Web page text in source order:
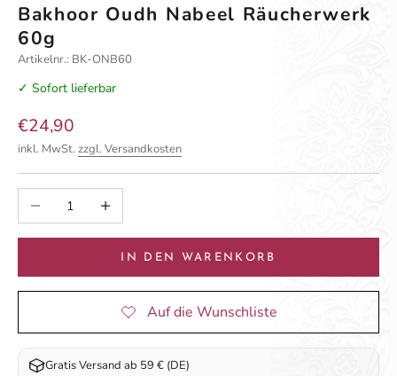
Bakhoor Oudh Nabeel Räucherwerk
60g
Artikelnr.: BK-ONB60
✓ Sofort lieferbar
Angebot
€24,90
inkl. MwSt. zzgl. Versandkosten
Anzahl verringernAnzahl erhöhen
IN DEN WARENKORB
Gratis Versand ab 59 € (DE)